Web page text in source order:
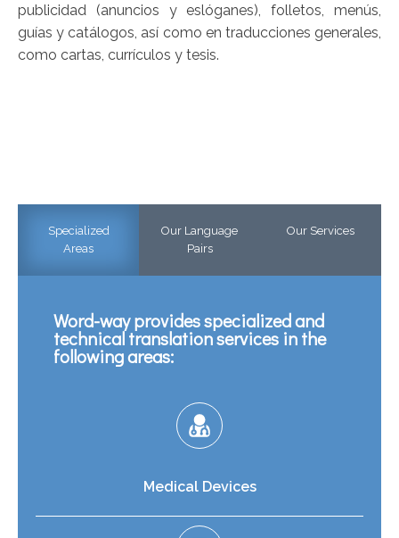
publicidad (anuncios y eslóganes), folletos, menús,
guías y catálogos, así como en traducciones generales,
como cartas, currículos y tesis.
Word-way provides specialized and
technical translation services in the
following areas:
Medical Devices
Post-editing
Localization
Specialized
Areas
Our Language
Pairs
Our Services